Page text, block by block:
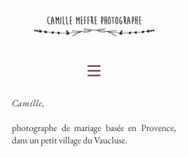
Camille,
photographe de mariage basée en Provence,
dans un petit village du Vaucluse.